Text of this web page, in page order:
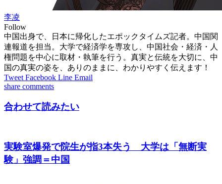
李凌
Follow
中国出身で、日本に帰化したエポックタイムズ記者。中国関
連報道を担当。大学で経済学を専攻し、中国社会・経済・人
権問題を中心に取材・執筆を行う。真実と伝統を大切に、中
国の真実の姿を、ありのままに、わかりやすく伝えます！
Tweet Facebook Line Email
share comments
合わせて読みたい
実験室爆発で院生が指3本失う 大学は「無断実
験」強調＝中国